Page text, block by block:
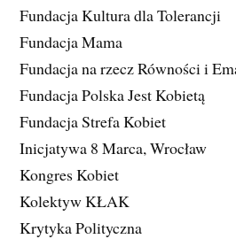
Fundacja Kultura dla Tolerancji
Fundacja Mama
Fundacja na rzecz Równości i
Fundacja Polska Jest Kobietą
Fundacja Strefa Kobiet
Inicjatywa 8 Marca, Wrocław
Kongres Kobiet
Kolektyw KŁAK
Krytyka Polityczna